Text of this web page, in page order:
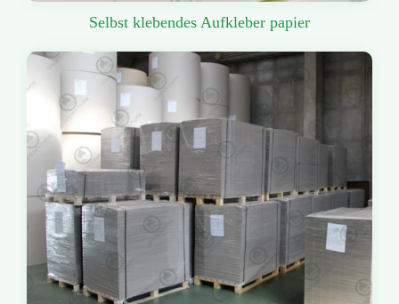
Selbst klebendes Aufkleber papier